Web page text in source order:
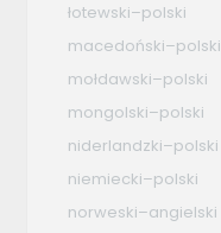
łotewski–polski
macedoński–polski
mołdawski–polski
mongolski–polski
niderlandzki–polski
niemiecki–polski
norweski–angielski